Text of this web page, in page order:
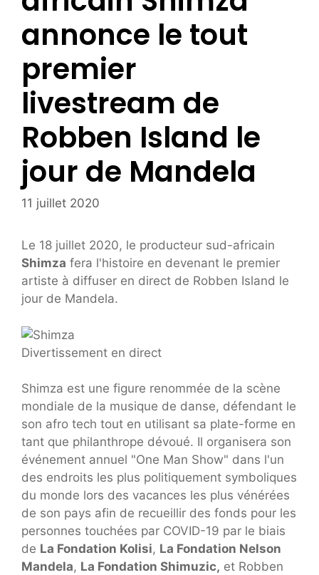
annonce le tout
premier
livestream de
Robben Island le
jour de Mandela
11 juillet 2020
Le 18 juillet 2020, le producteur sud-africain
Shimza fera l'histoire en devenant le premier
artiste à diffuser en direct de Robben Island le
jour de Mandela.
Divertissement en direct
Shimza est une figure renommée de la scène
mondiale de la musique de danse, défendant le
son afro tech tout en utilisant sa plate-forme en
tant que philanthrope dévoué. Il organisera son
événement annuel "One Man Show" dans l'un
des endroits les plus politiquement symboliques
du monde lors des vacances les plus vénérées
de son pays afin de recueillir des fonds pour les
personnes touchées par COVID-19 par le biais
de La Fondation Kolisi, La Fondation Nelson
Mandela, La Fondation Shimuzic, et Robben